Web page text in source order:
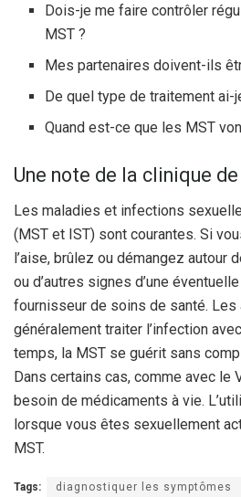
Dois-je me faire contrôler
MST ?
Mes partenaires doivent-ils
De quel type de traitement ai-
Quand est-ce que les MST
Une note de la clinique
Les maladies et infections
(MST et IST) sont courantes. Si
l’aise, brûlez ou démangez autour
ou d’autres signes d’une
fournisseur de soins de santé.
généralement traiter l’infection
temps, la MST se guérit sans
Dans certains cas, comme avec le
besoin de médicaments à vie.
lorsque vous êtes sexuellement
MST.
Tags: diagnostiquer les symptômes